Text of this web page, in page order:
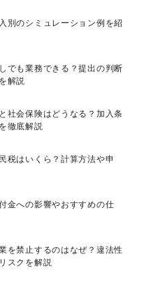
ほし
社に
り、
ケー
なる
酬の
を採
やエ
キル
いう
販売
ービ
代理
それ
別のシミュレーション例を紹
でも業務できる？提出の判断
解説
社会保険はどうなる？加入条
徹底解説
税はいくら？計算方法や申
金への影響やおすすめの仕
を禁止するのはなぜ？違法性
スクを解説